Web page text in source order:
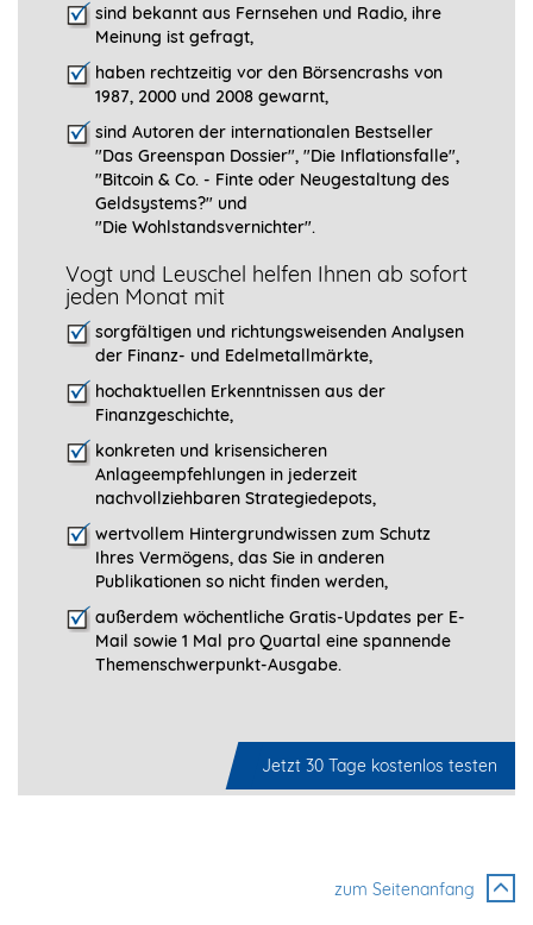
sind bekannt aus Fernsehen und Radio, ihre
Meinung ist gefragt,
haben rechtzeitig vor den Börsencrashs von
1987, 2000 und 2008 gewarnt,
sind Autoren der internationalen Bestseller
"Das Greenspan Dossier", "Die Inflationsfalle",
"Bitcoin & Co. - Finte oder Neugestaltung des
Geldsystems?" und
"Die Wohlstandsvernichter".
Vogt und Leuschel helfen Ihnen ab sofort
jeden Monat mit
sorgfältigen und richtungsweisenden Analysen
der Finanz- und Edelmetallmärkte,
hochaktuellen Erkenntnissen aus der
Finanzgeschichte,
konkreten und krisensicheren
Anlageempfehlungen in jederzeit
nachvollziehbaren Strategiedepots,
wertvollem Hintergrundwissen zum Schutz
Ihres Vermögens, das Sie in anderen
Publikationen so nicht finden werden,
außerdem wöchentliche Gratis-Updates per E-
Mail sowie 1 Mal pro Quartal eine spannende
Themenschwerpunkt-­Ausgabe.
Jetzt 30 Tage kostenlos testen
zum Seitenanfang